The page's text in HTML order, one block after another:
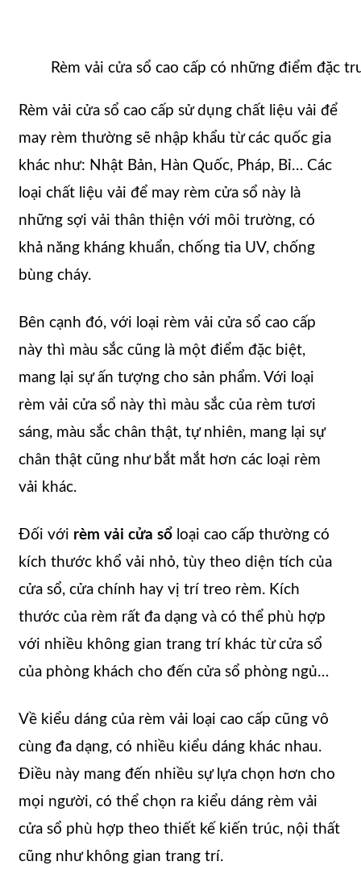
Rèm vải cửa sổ cao cấp có những điểm đặc
Rèm vải cửa sổ cao cấp sử dụng chất liệu vải để
may rèm thường sẽ nhập khẩu từ các quốc gia
khác như: Nhật Bản, Hàn Quốc, Pháp, Bỉ… Các
loại chất liệu vải để may rèm cửa sổ này là
những sợi vải thân thiện với môi trường, có
khả năng kháng khuẩn, chống tia UV, chống
bùng cháy.
Bên cạnh đó, với loại rèm vải cửa sổ cao cấp
này thì màu sắc cũng là một điểm đặc biệt,
mang lại sự ấn tượng cho sản phẩm. Với loại
rèm vải cửa sổ này thì màu sắc của rèm tươi
sáng, màu sắc chân thật, tự nhiên, mang lại sự
chân thật cũng như bắt mắt hơn các loại rèm
vải khác.
Đối với rèm vải cửa sổ loại cao cấp thường có
kích thước khổ vải nhỏ, tùy theo diện tích của
cửa sổ, cửa chính hay vị trí treo rèm. Kích
thước của rèm rất đa dạng và có thể phù hợp
với nhiều không gian trang trí khác từ cửa sổ
của phòng khách cho đến cửa sổ phòng ngủ…
Về kiểu dáng của rèm vải loại cao cấp cũng vô
cùng đa dạng, có nhiều kiểu dáng khác nhau.
Điều này mang đến nhiều sự lựa chọn hơn cho
mọi người, có thể chọn ra kiểu dáng rèm vải
cửa sổ phù hợp theo thiết kế kiến trúc, nội thất
cũng như không gian trang trí.